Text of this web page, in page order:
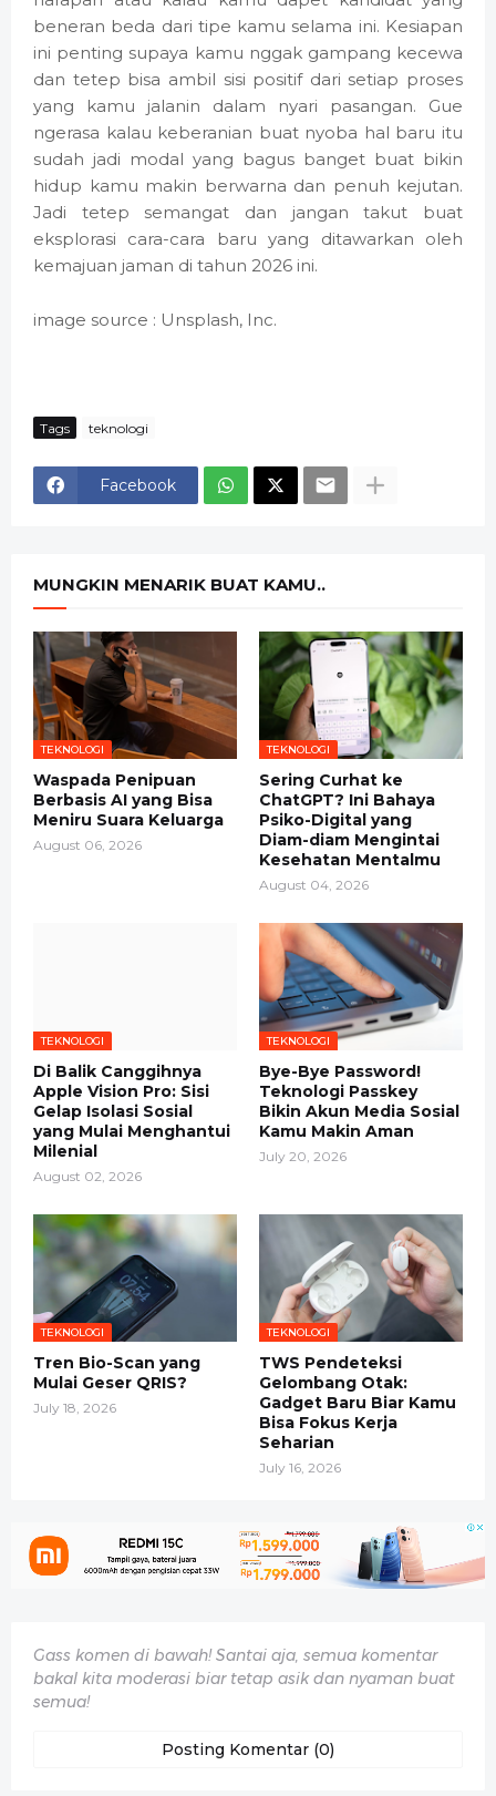
beneran beda dari tipe kamu selama ini. Kesiapan
ini penting supaya kamu nggak gampang kecewa
dan tetep bisa ambil sisi positif dari setiap proses
yang kamu jalanin dalam nyari pasangan. Gue
ngerasa kalau keberanian buat nyoba hal baru itu
sudah jadi modal yang bagus banget buat bikin
hidup kamu makin berwarna dan penuh kejutan.
Jadi tetep semangat dan jangan takut buat
eksplorasi cara-cara baru yang ditawarkan oleh
kemajuan jaman di tahun 2026 ini.
image source : Unsplash, Inc.
Tags teknologi
Facebook
MUNGKIN MENARIK BUAT KAMU..
TEKNOLOGI
Waspada Penipuan
Berbasis AI yang Bisa
Meniru Suara Keluarga
August 06, 2026
TEKNOLOGI
Sering Curhat ke
ChatGPT? Ini Bahaya
Psiko-Digital yang
Diam-diam Mengintai
Kesehatan Mentalmu
August 04, 2026
TEKNOLOGI
Di Balik Canggihnya
Apple Vision Pro: Sisi
Gelap Isolasi Sosial
yang Mulai Menghantui
Milenial
August 02, 2026
TEKNOLOGI
Bye-Bye Password!
Teknologi Passkey
Bikin Akun Media Sosial
Kamu Makin Aman
July 20, 2026
TEKNOLOGI
Tren Bio-Scan yang
Mulai Geser QRIS?
July 18, 2026
TEKNOLOGI
TWS Pendeteksi
Gelombang Otak:
Gadget Baru Biar Kamu
Bisa Fokus Kerja
Seharian
July 16, 2026
Gass komen di bawah! Santai aja, semua komentar
bakal kita moderasi biar tetap asik dan nyaman buat
semua!
Posting Komentar (0)